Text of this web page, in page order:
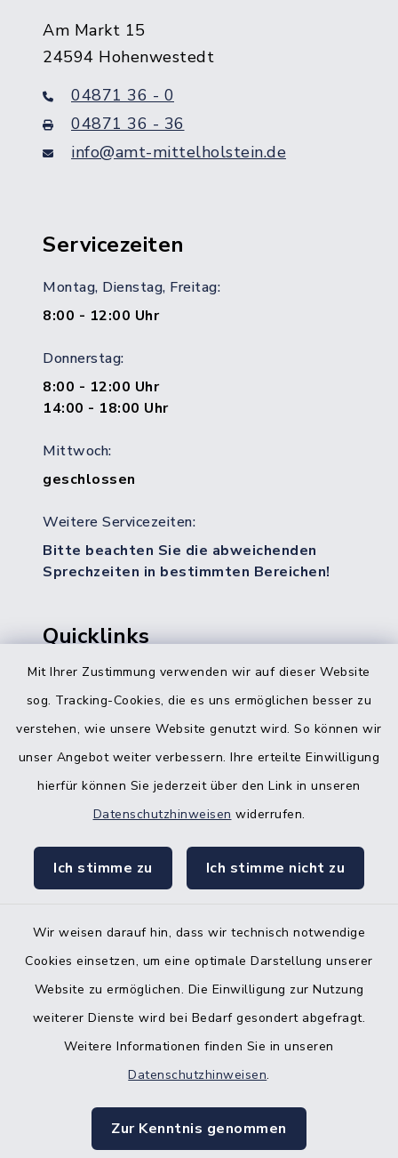
Mit Ihrer Zustimmung verwenden wir auf dieser Website
sog. Tracking-Cookies, die es uns ermöglichen besser zu
verstehen, wie unsere Website genutzt wird. So können wir
unser Angebot weiter verbessern. Ihre erteilte Einwilligung
hierfür können Sie jederzeit über den Link in unseren
Datenschutzhinweisen widerrufen.
Ich stimme zu Ich stimme nicht zu
Wir weisen darauf hin, dass wir technisch notwendige
Cookies einsetzen, um eine optimale Darstellung unserer
Website zu ermöglichen. Die Einwilligung zur Nutzung
weiterer Dienste wird bei Bedarf gesondert abgefragt.
Weitere Informationen finden Sie in unseren
Datenschutzhinweisen.
Zur Kenntnis genommen
Am Markt 15
24594 Hohenwestedt
04871 36 - 0
04871 36 - 36
info@amt-mittelholstein.de
Servicezeiten
Montag, Dienstag, Freitag:
8:00 - 12:00 Uhr
Donnerstag:
8:00 - 12:00 Uhr
14:00 - 18:00 Uhr
Mittwoch:
geschlossen
Weitere Servicezeiten:
Bitte beachten Sie die abweichenden
Sprechzeiten in bestimmten Bereichen!
Quicklinks
Bürgerbüro Hohenwestedt
Bürgerbüro Hanerau-Hademarschen
Nebenstelle Padenstedt
Gleichstellungsbüro
Barrierefreiheit
Impressum